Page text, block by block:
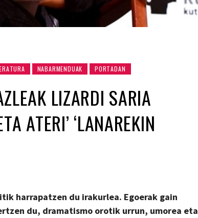
NABARMENDUAK PORTADAN
LIZARDI SARIA
ATERI’ ‘LANAREKIN
harrapatzen du irakurlea. Egoerak gain
du, dramatismo orotik urrun, umorea eta